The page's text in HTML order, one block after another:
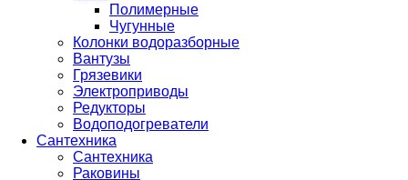
Полимерные
Чугунные
Колонки водоразборные
Вантузы
Грязевики
Электроприводы
Редукторы
Водоподогреватели
Сантехника
Сантехника
Раковины